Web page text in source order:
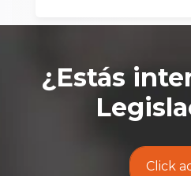
¿Estás
Click